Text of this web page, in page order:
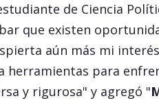
de Ciencia
que existen
aún más mi
herramientas para
y rigurosa" y agregó "